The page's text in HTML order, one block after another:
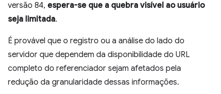
versão 84, espera-se que a quebra visível ao usuário
seja limitada.
É provável que o registro ou a análise do lado do
servidor que dependem da disponibilidade do URL
completo do referenciador sejam afetados pela
redução da granularidade dessas informações.